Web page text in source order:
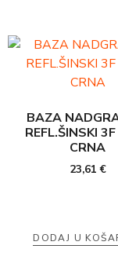
BAZA
REFL.ŠINSKI
CRNA
23,61€
DODAJ U